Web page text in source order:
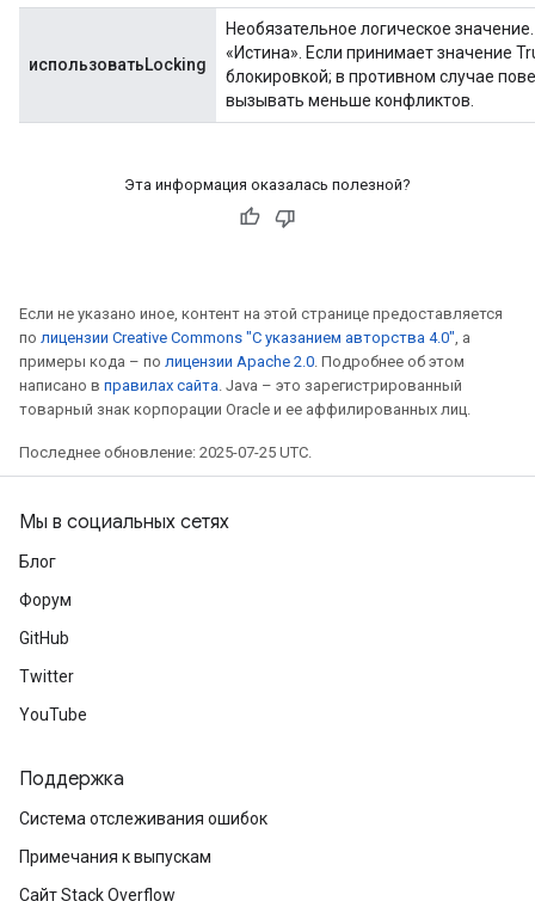
использоватьLocking
Необязательное логическое
«Истина». Если принимает значение
блокировкой; в противном случае
вызывать меньше конфликтов.
Эта информация оказалась полезной?
Если не указано иное, контент на этой странице предоставляется
по лицензии Creative Commons "С указанием авторства 4.0" , а
примеры кода – по лицензии Apache 2.0 . Подробнее об этом
написано в правилах сайта . Java – это зарегистрированный
товарный знак корпорации Oracle и ее аффилированных лиц.
Последнее обновление: 2025-07-25 UTC.
Мы в социальных сетях
Блог
Форум
GitHub
Twitter
YouTube
Поддержка
Система отслеживания ошибок
Примечания к выпускам
Сайт Stack Overflow